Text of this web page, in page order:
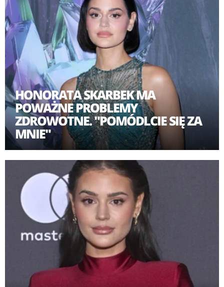
HONORATA SKARBEK MA
POWAŻNE PROBLEMY
ZDROWOTNE. "POMÓDLCIE SIĘ ZA
MNIE"